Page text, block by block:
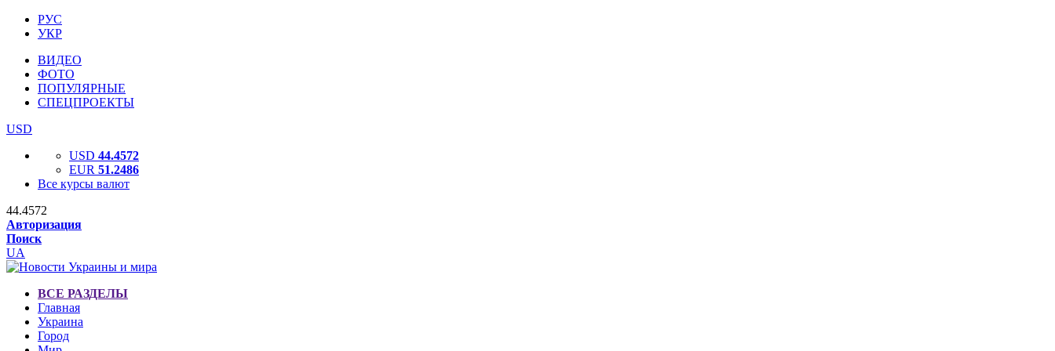
РУС
УКР
ВИДЕО
ФОТО
ПОПУЛЯРНЫЕ
СПЕЦПРОЕКТЫ
USD
USD 44.4572
EUR 51.2486
Все курсы валют
44.4572
Авторизация
Поиск
UA
ВСЕ РАЗДЕЛЫ
Главная
Украина
Город